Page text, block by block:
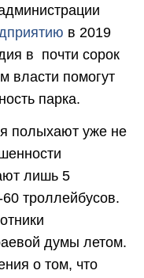
в 2019
в почти сорок
власти помогут
парка.
полыхают уже не
лишь 5
троллейбусов.
думы летом.
о том, что